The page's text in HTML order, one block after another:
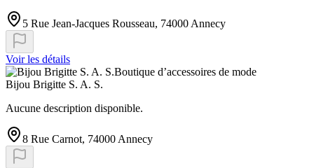
5 Rue Jean-Jacques Rousseau, 74000 Annecy
Voir les détails
Boutique d’accessoires de mode
Bijou Brigitte S. A. S.
Aucune description disponible.
8 Rue Carnot, 74000 Annecy